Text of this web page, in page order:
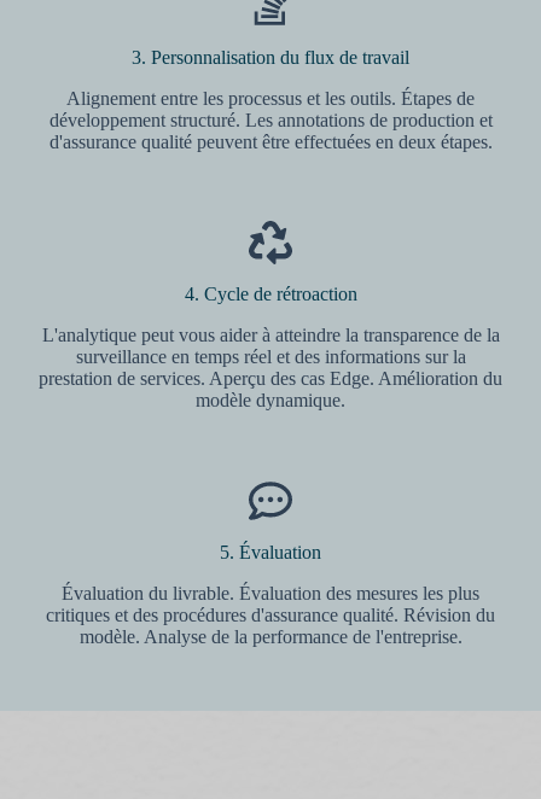
3. Personnalisation du flux de travail
Alignement entre les processus et les outils. Étapes de
développement structuré. Les annotations de production et
d'assurance qualité peuvent être effectuées en deux étapes.
4. Cycle de rétroaction
L'analytique peut vous aider à atteindre la transparence de la
surveillance en temps réel et des informations sur la
prestation de services. Aperçu des cas Edge. Amélioration du
modèle dynamique.
5. Évaluation
Évaluation du livrable. Évaluation des mesures les plus
critiques et des procédures d'assurance qualité. Révision du
modèle. Analyse de la performance de l'entreprise.